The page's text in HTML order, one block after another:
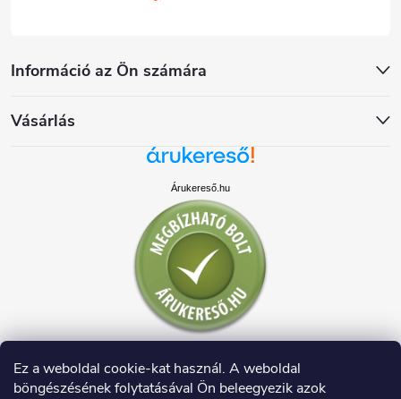
Ez a weboldal cookie-kat használ. A weboldal
böngészésének folytatásával Ön beleegyezik azok
Információ az Ön számára
Vásárlás
Árukereső.hu